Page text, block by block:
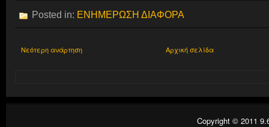
Posted in: ΕΝΗΜΕΡΩΣΗ ΔΙΑΦΟΡΑ
Νεότερη ανάρτηση Αρχική σελίδα
Copyright © 2011